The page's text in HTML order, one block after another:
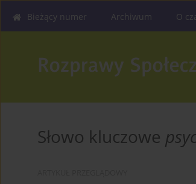
Bieżący numer Archiwum O
Słowo kluczowe